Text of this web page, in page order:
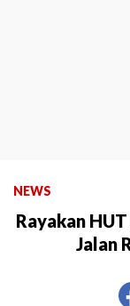
NEWS
Rayakan
Jalan